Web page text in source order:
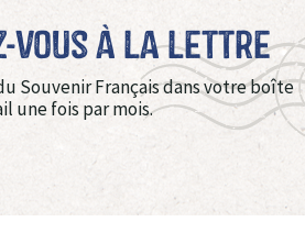
vous à La Lettre
Souvenir Français dans votre boîte
une fois par mois.